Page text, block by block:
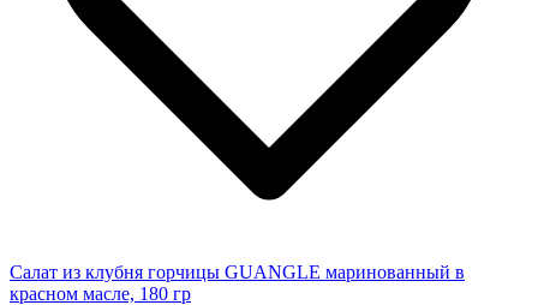
Салат из клубня горчицы GUANGLE маринованный в
красном масле, 180 гр